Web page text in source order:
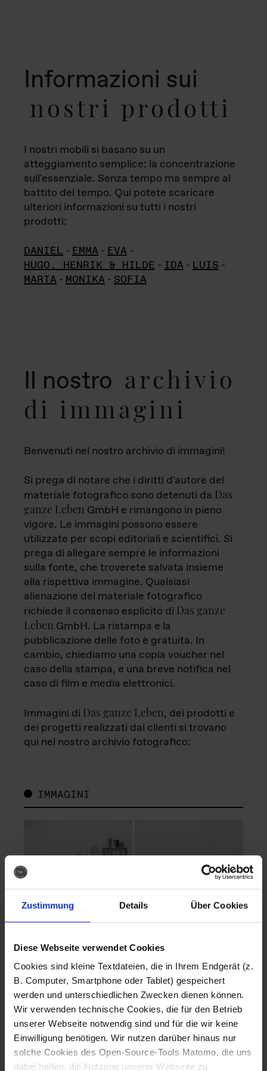
Zustimmung Details Über Cookies
Diese Webseite verwendet Cookies
Cookies sind kleine Textdateien, die in Ihrem Endgerät (z.
B. Computer, Smartphone oder Tablet) gespeichert
werden und unterschiedlichen Zwecken dienen können.
Wir verwenden technische Cookies, die für den Betrieb
unserer Webseite notwendig sind und für die wir keine
Einwilligung benötigen. Wir nutzen darüber hinaus nur
solche Cookies des Open-Source-Tools Matomo, die uns
dabei helfen, die Nutzung unserer Webseite zu
Informazioni sui
nostri prodotti
I nostri mobili si basano su un
atteggiamento semplice: la concentrazione
sull'essenziale. Senza tempo ma sempre al
battito del tempo. Qui potete scaricare
ulteriori informazioni su tutti i nostri
prodotti:
DANIEL - EMMA - EVA -
HUGO, HENRIK & HILDE - IDA - LUIS -
MARTA - MONIKA - SOFIA
Il nostro archivio
di immagini
Benvenuti nel nostro archivio di immagini!
Si prega di notare che i diritti d'autore del
materiale fotografico sono detenuti da Das
ganze Leben GmbH e rimangono in pieno
vigore. Le immagini possono essere
utilizzate per scopi editoriali e scientifici. Si
prega di allegare sempre le informazioni
sulla fonte, che troverete salvata insieme
alla rispettiva immagine. Qualsiasi
alienazione del materiale fotografico
richiede il consenso esplicito di Das ganze
Leben GmbH. La ristampa e la
pubblicazione delle foto è gratuita. In
cambio, chiediamo una copia voucher nel
caso della stampa, e una breve notifica nel
caso di film e media elettronici.
Immagini di Das ganze Leben, dei prodotti e
dei progetti realizzati dai clienti si trovano
qui nel nostro archivio fotografico:
IMMAGINI
Fotografo: Lorenz
Sternbach
Download
Fotografo: Lorenz
Sternbach
Download